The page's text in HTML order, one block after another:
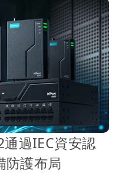
過IEC資安認
護布局